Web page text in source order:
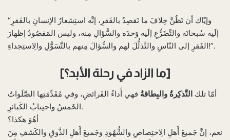
“وإيّاك أن تَظُنَّ خِلافَ ما نَقصِدُ بالفَقرِ، إنَّه استِشعارُ الإنسانِ بالفَقرِ
إلَيه سُبحانَه والتَّضَرُّعِ إلَيه وَحدَه والسُّؤالِ مِنه، وليس المَقصُودُ إظهارَ
الفَقرِ إلى النّاسِ والتَّذلُّلَ لهم والسُّؤالَ مِنهم بالتَّسَوُّلِ والِاستِجداءِ!”.
[ما الزاد في رحلة الأبد؟]
أمّا تلك التَّذكِرةُ والبِطاقةُ فهي أَداءُ الفَرائضِ، وفي مُقَدِّمَتِها الصَّلَواتُ
الخَمسُ واجتِنابُ الكَبائرِ.
أهُوَ هكذا؟
نعم، إنَّ جَميعَ أَهلِ الِاختِصاصِ والشُّهُودِ وجَميعَ أَهلِ الذَّوقِ والكَشفِ مِنَ